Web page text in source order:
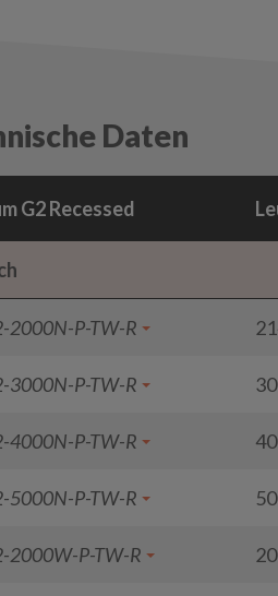
Daten
G2 Recessed
2000N-P-TW-R
3000N-P-TW-R
4000N-P-TW-R
5000N-P-TW-R
2000W-P-TW-R